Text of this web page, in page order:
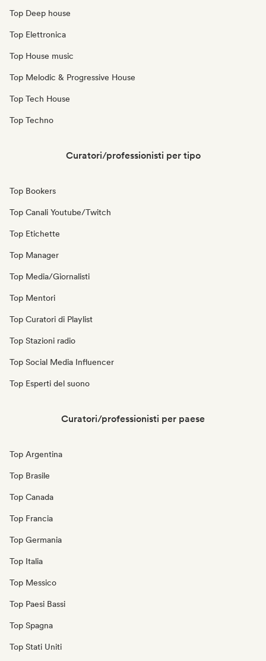
Top Deep house
Top Elettronica
Top House music
Top Melodic & Progressive House
Top Tech House
Top Techno
Curatori/professionisti per tipo
Top Bookers
Top Canali Youtube/Twitch
Top Etichette
Top Manager
Top Media/Giornalisti
Top Mentori
Top Curatori di Playlist
Top Stazioni radio
Top Social Media Influencer
Top Esperti del suono
Curatori/professionisti per paese
Top Argentina
Top Brasile
Top Canada
Top Francia
Top Germania
Top Italia
Top Messico
Top Paesi Bassi
Top Spagna
Top Stati Uniti